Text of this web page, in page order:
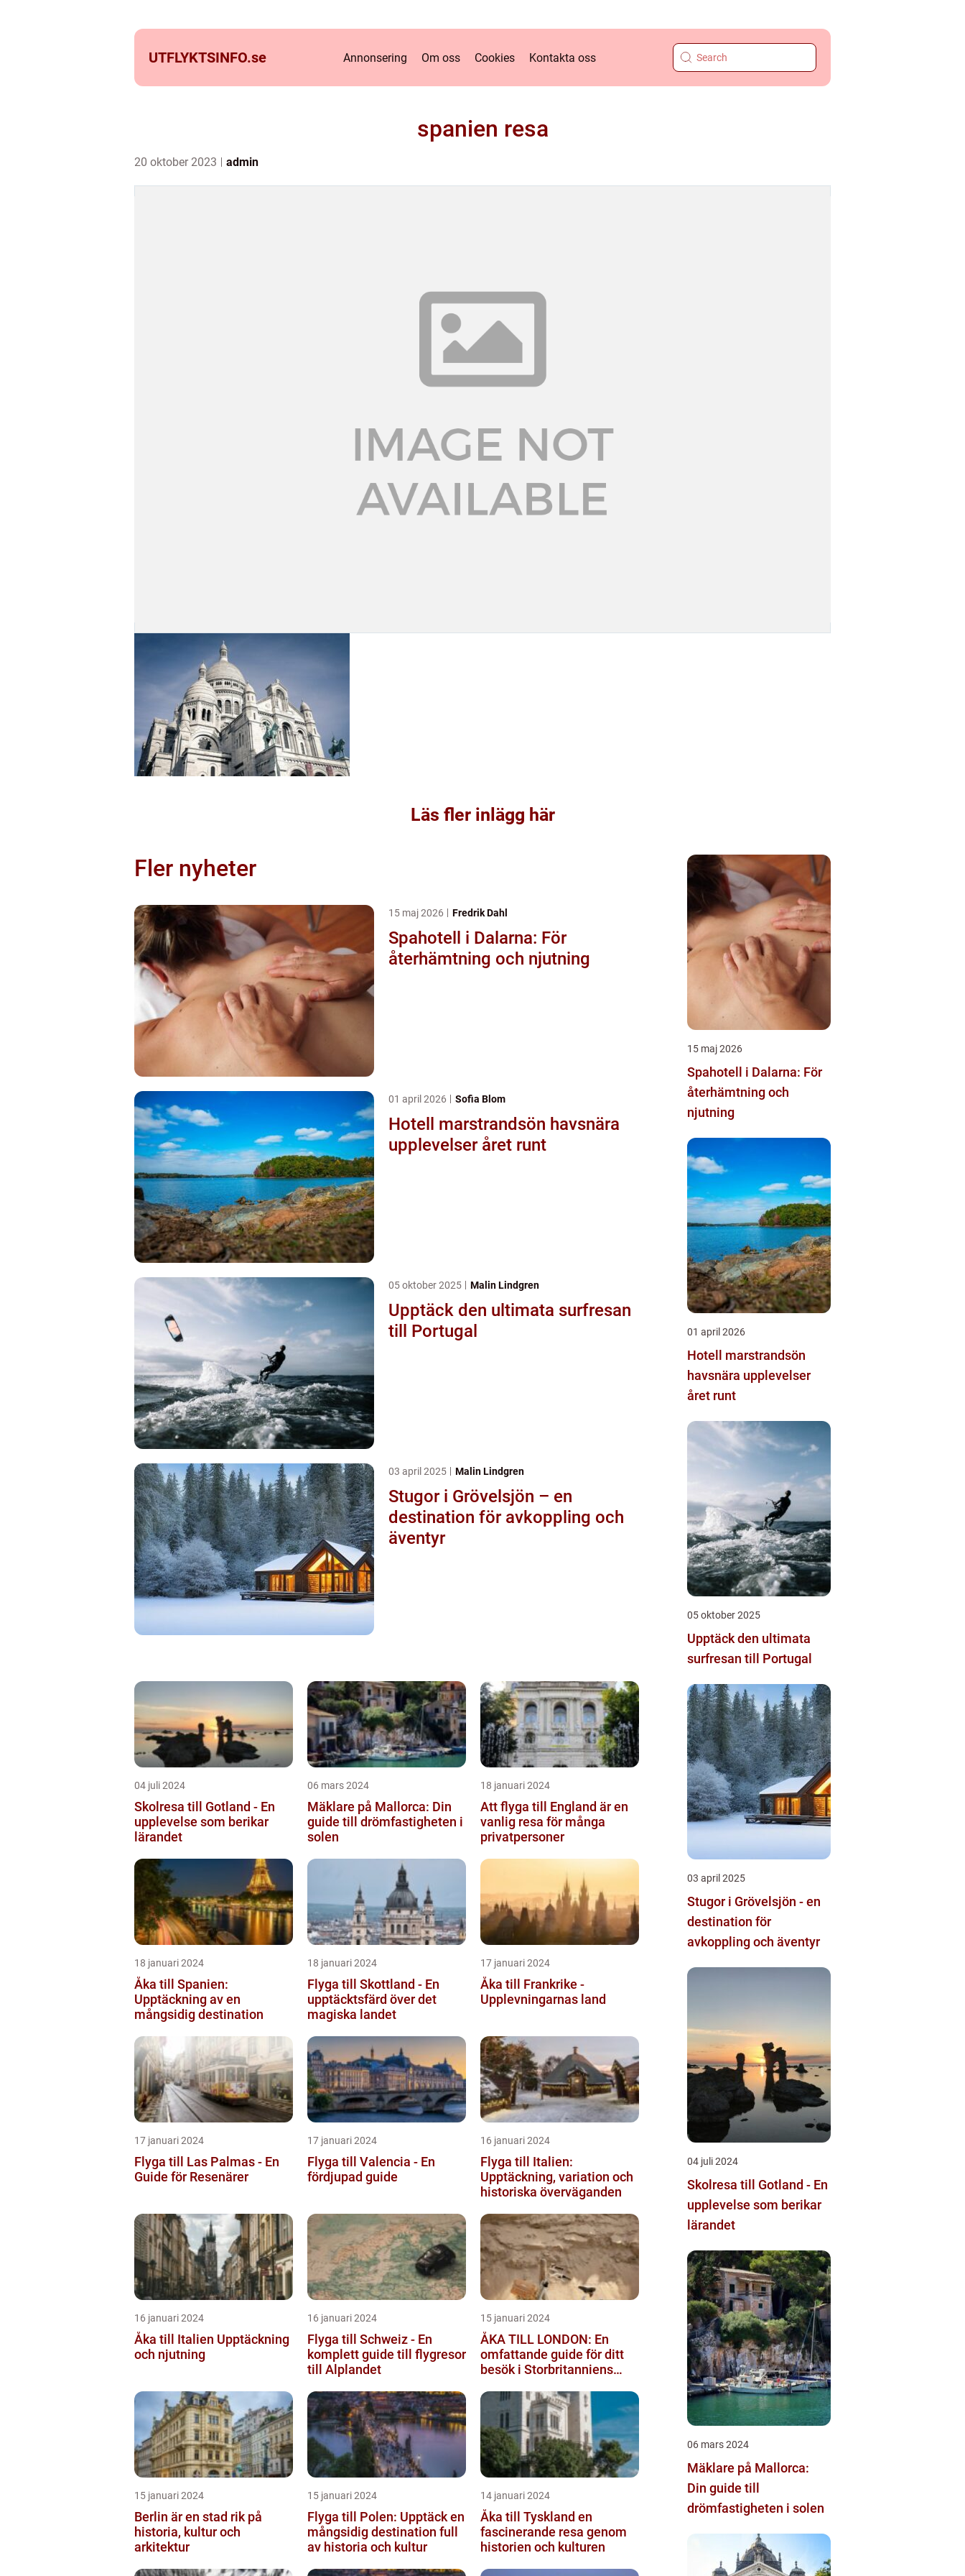
UTFLYKTSINFO.se Annonsering Om oss Cookies Kontakta oss
spanien resa
20 oktober 2023 admin
Läs fler inlägg här
Fler nyheter
15 maj 2026 Fredrik Dahl
Spahotell i Dalarna: För
återhämtning och njutning
01 april 2026 Sofia Blom
Hotell marstrandsön havsnära
upplevelser året runt
05 oktober 2025 Malin Lindgren
Upptäck den ultimata surfresan
till Portugal
03 april 2025 Malin Lindgren
Stugor i Grövelsjön – en
destination för avkoppling och
äventyr
04 juli 2024
Skolresa till Gotland - En
upplevelse som berikar
lärandet
06 mars 2024
Mäklare på Mallorca: Din
guide till drömfastigheten i
solen
18 januari 2024
Att flyga till England är en
vanlig resa för många
privatpersoner
18 januari 2024
Åka till Spanien:
Upptäckning av en
mångsidig destination
18 januari 2024
Flyga till Skottland - En
upptäcktsfärd över det
magiska landet
17 januari 2024
Åka till Frankrike -
Upplevningarnas land
17 januari 2024
Flyga till Las Palmas - En
Guide för Resenärer
17 januari 2024
Flyga till Valencia - En
fördjupad guide
16 januari 2024
Flyga till Italien:
Upptäckning, variation och
historiska överväganden
16 januari 2024
Åka till Italien Upptäckning
och njutning
16 januari 2024
Flyga till Schweiz - En
komplett guide till flygresor
till Alplandet
15 januari 2024
ÅKA TILL LONDON: En
omfattande guide för ditt
besök i Storbritanniens
15 januari 2024
Berlin är en stad rik på
historia, kultur och
arkitektur
15 januari 2024
Flyga till Polen: Upptäck en
mångsidig destination full
av historia och kultur
14 januari 2024
Åka till Tyskland en
fascinerande resa genom
historien och kulturen
15 maj 2026
Spahotell i Dalarna: För
återhämtning och
njutning
01 april 2026
Hotell marstrandsön
havsnära upplevelser
året runt
05 oktober 2025
Upptäck den ultimata
surfresan till Portugal
03 april 2025
Stugor i Grövelsjön - en
destination för
avkoppling och äventyr
04 juli 2024
Skolresa till Gotland - En
upplevelse som berikar
lärandet
06 mars 2024
Mäklare på Mallorca:
Din guide till
drömfastigheten i solen